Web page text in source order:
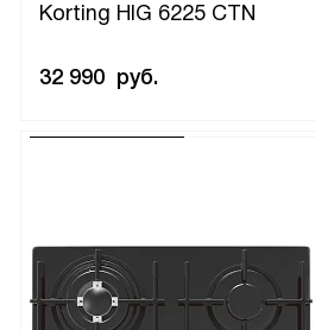
Korting HIG 6225 CTN
32 990 руб.